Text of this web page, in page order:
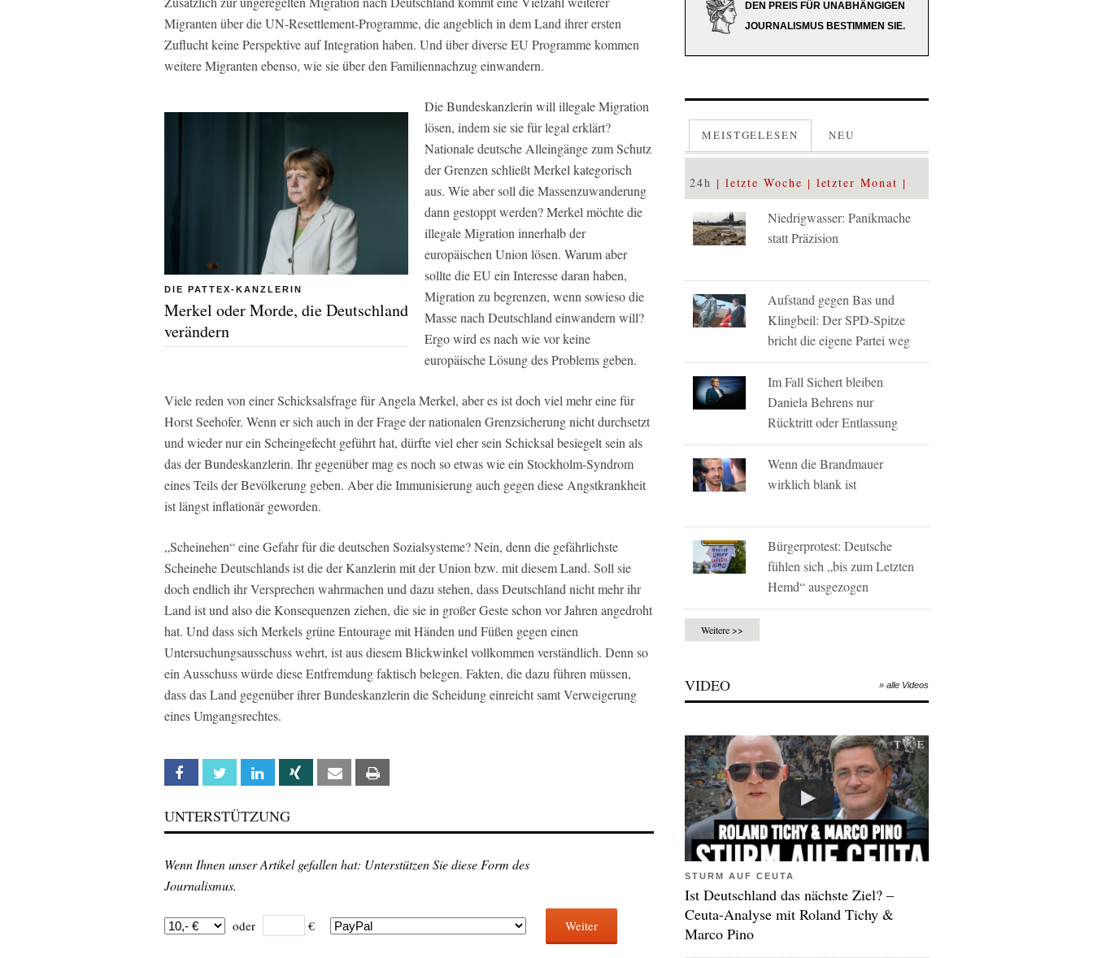
Migranten über die UN-Resettlement-Programme, die angeblich in dem Land ihrer ersten
Zuflucht keine Perspektive auf Integration haben. Und über diverse EU Programme kommen
weitere Migranten ebenso, wie sie über den Familiennachzug einwandern.
DIE PATTEX-KANZLERIN
Merkel oder Morde, die Deutschland
verändern
Die Bundeskanzlerin will illegale Migration
lösen, indem sie sie für legal erklärt?
Nationale deutsche Alleingänge zum Schutz
der Grenzen schließt Merkel kategorisch
aus. Wie aber soll die Massenzuwanderung
dann gestoppt werden? Merkel möchte die
illegale Migration innerhalb der
europäischen Union lösen. Warum aber
sollte die EU ein Interesse daran haben,
Migration zu begrenzen, wenn sowieso die
Masse nach Deutschland einwandern will?
Ergo wird es nach wie vor keine
europäische Lösung des Problems geben.
Viele reden von einer Schicksalsfrage für Angela Merkel, aber es ist doch viel mehr eine für
Horst Seehofer. Wenn er sich auch in der Frage der nationalen Grenzsicherung nicht durchsetzt
und wieder nur ein Scheingefecht geführt hat, dürfte viel eher sein Schicksal besiegelt sein als
das der Bundeskanzlerin. Ihr gegenüber mag es noch so etwas wie ein Stockholm-Syndrom
eines Teils der Bevölkerung geben. Aber die Immunisierung auch gegen diese Angstkrankheit
ist längst inflationär geworden.
„Scheinehen“ eine Gefahr für die deutschen Sozialsysteme? Nein, denn die gefährlichste
Scheinehe Deutschlands ist die der Kanzlerin mit der Union bzw. mit diesem Land. Soll sie
doch endlich ihr Versprechen wahrmachen und dazu stehen, dass Deutschland nicht mehr ihr
Land ist und also die Konsequenzen ziehen, die sie in großer Geste schon vor Jahren angedroht
hat. Und dass sich Merkels grüne Entourage mit Händen und Füßen gegen einen
Untersuchungsausschuss wehrt, ist aus diesem Blickwinkel vollkommen verständlich. Denn so
ein Ausschuss würde diese Entfremdung faktisch belegen. Fakten, die dazu führen müssen,
dass das Land gegenüber ihrer Bundeskanzlerin die Scheidung einreicht samt Verweigerung
eines Umgangsrechtes.
Facebook Twitter Linkedin Xing Email
UNTERSTÜTZUNG
Wenn Ihnen unser Artikel gefallen hat: Unterstützen Sie diese Form des
Journalismus.
oder € Weiter
DEN PREIS FÜR UNABHÄNGIGEN
JOURNALISMUS BESTIMMEN SIE.
MEISTGELESEN NEU
24h letzte Woche letzter Monat
Niedrigwasser: Panikmache
statt Präzision
Aufstand gegen Bas und
Klingbeil: Der SPD-Spitze
bricht die eigene Partei weg
Im Fall Sichert bleiben
Daniela Behrens nur
Rücktritt oder Entlassung
Wenn die Brandmauer
wirklich blank ist
Bürgerprotest: Deutsche
fühlen sich „bis zum Letzten
Hemd“ ausgezogen
Weitere >>
VIDEO » alle Videos
STURM AUF CEUTA
Ist Deutschland das nächste Ziel? –
Ceuta-Analyse mit Roland Tichy &
Marco Pino